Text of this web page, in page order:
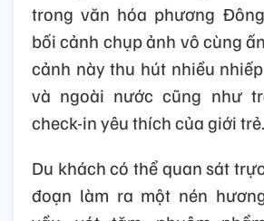
trong văn hóa phương
bối cảnh chụp ảnh vô cùng
cảnh này thu hút nhiều
và ngoài nước cũng như
check-in yêu thích của giới trẻ.
Du khách có thể quan sát
đoạn làm ra một nén